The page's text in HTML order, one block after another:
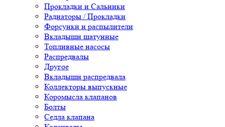
Прокладки и Сальники
Радиаторы / Прокладки
Форсунки и распылители
Вкладыши шатунные
Топливные насосы
Распредвалы
Другое
Вкладыши распредвала
Коллекторы выпускные
Коромысла клапанов
Болты
Седла клапана